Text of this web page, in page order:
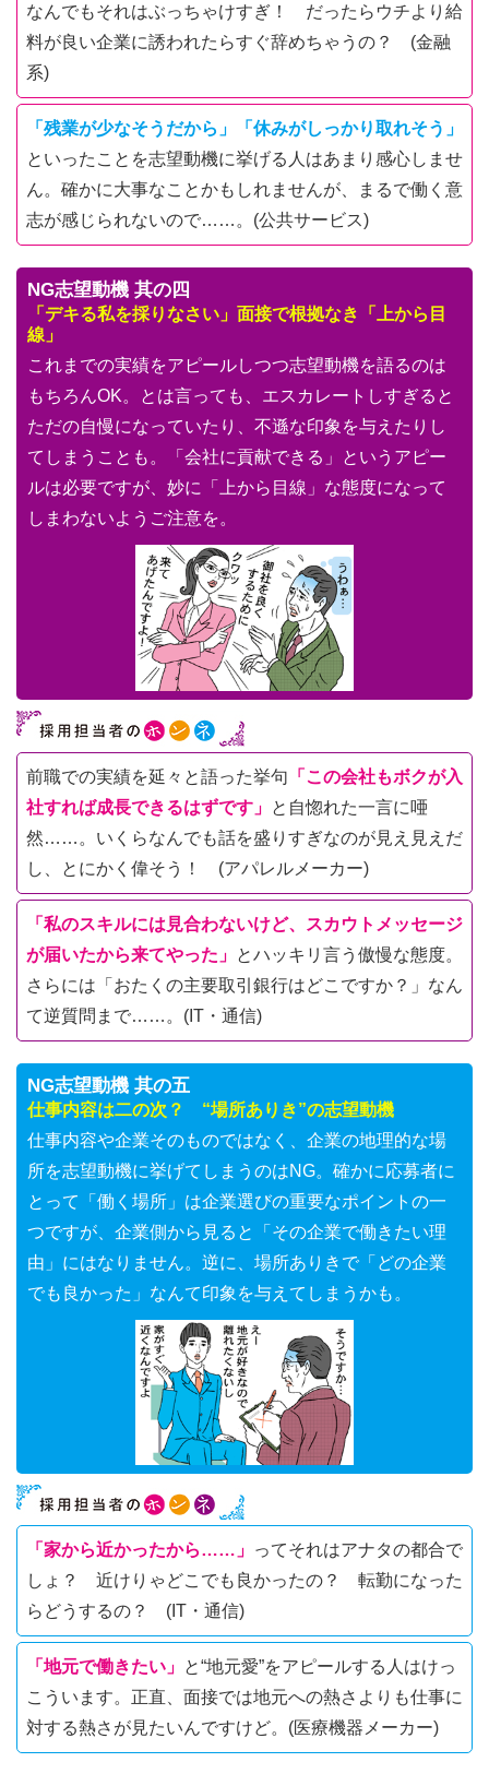
なんでもそれはぶっちゃけすぎ！ だったらウチより給
料が良い企業に誘われたらすぐ辞めちゃうの？ (金融
系)
「残業が少なそうだから」「休みがしっかり取れそう」
といったことを志望動機に挙げる人はあまり感心しませ
ん。確かに大事なことかもしれませんが、まるで働く意
志が感じられないので……。(公共サービス)
NG志望動機 其の四
「デキる私を採りなさい」面接で根拠なき「上から目
線」
これまでの実績をアピールしつつ志望動機を語るのは
もちろんOK。とは言っても、エスカレートしすぎると
ただの自慢になっていたり、不遜な印象を与えたりし
てしまうことも。「会社に貢献できる」というアピー
ルは必要ですが、妙に「上から目線」な態度になって
しまわないようご注意を。
前職での実績を延々と語った挙句 「この会社もボクが入
社すれば成長できるはずです」 と自惚れた一言に唖
然……。いくらなんでも話を盛りすぎなのが見え見えだ
し、とにかく偉そう！ (アパレルメーカー)
「私のスキルには見合わないけど、スカウトメッセージ
が届いたから来てやった」 とハッキリ言う傲慢な態度。
さらには「おたくの主要取引銀行はどこですか？」なん
て逆質問まで……。(IT・通信)
NG志望動機 其の五
仕事内容は二の次？ “場所ありき”の志望動機
仕事内容や企業そのものではなく、企業の地理的な場
所を志望動機に挙げてしまうのはNG。確かに応募者に
とって「働く場所」は企業選びの重要なポイントの一
つですが、企業側から見ると「その企業で働きたい理
由」にはなりません。逆に、場所ありきで「どの企業
でも良かった」なんて印象を与えてしまうかも。
「家から近かったから……」 ってそれはアナタの都合で
しょ？ 近けりゃどこでも良かったの？ 転勤になった
らどうするの？ (IT・通信)
「地元で働きたい」 と“地元愛”をアピールする人はけっ
こういます。正直、面接では地元への熱さよりも仕事に
対する熱さが見たいんですけど。(医療機器メーカー)